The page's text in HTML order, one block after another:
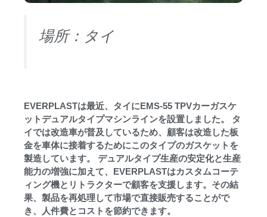
場所：タイ
EVERPLASTは最近、タイにEMS-55 TPVカーガスケ
ットデュアルタイプマシンラインを設置しました。 タ
イでは改造車が普及しているため、顧客は改造した板
金を車体に接着するためにこのタイプのガスケットを
製造しています。 デュアルタイプ生産の安定化と生産
能力の増強に加えて、EVERPLASTはカスタムコーテ
ィング機とリトラクターで顧客を支援します。その結
果、製品を再処理して市場で直接販売することがで
き、人件費とコストを節約できます。